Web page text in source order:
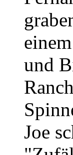
und
Joe